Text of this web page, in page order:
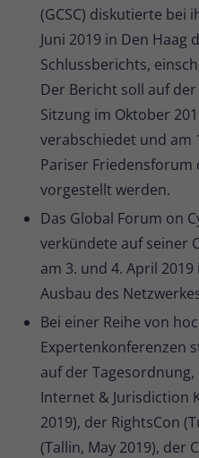
(GCSC) diskutierte bei
Juni 2019 in Den Haag
Schlussberichts,
Der Bericht soll auf
Sitzung im Oktober
verabschiedet und am
Pariser
vorgestellt werden.
Das Global Forum on
verkündete auf seiner
am 3. und 4. April
Ausbau des
Bei einer Reihe von
Expertenkonferenzen
auf der
Internet & Jurisdiction
2019), der RightsCon
(Tallin, May 2019), der